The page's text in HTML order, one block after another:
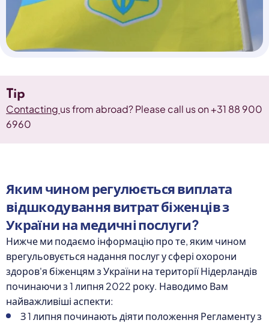
Overheid moet proactief
ondersteuning bieden bij schulden, niet
voorkomt de overheid schulden, vermindert stress
en blijft noodzakelijke zorg toegankelijk.
Lees meer
Select a language
English
Українська
Tip
Contacting us from abroad? Please call us on +31 88 900
6960
Яким чином регулюється виплата
відшкодування витрат біженців з
України на медичні послуги?
Нижче ми подаємо інформацію про те, яким чином
врегульовується надання послуг у сфері охорони
здоров'я біженцям з України на території Нідерландів
починаючи з 1 липня 2022 року. Наводимо Вам
найважливіші аспекти:
З 1 липня починають діяти положення Регламенту з